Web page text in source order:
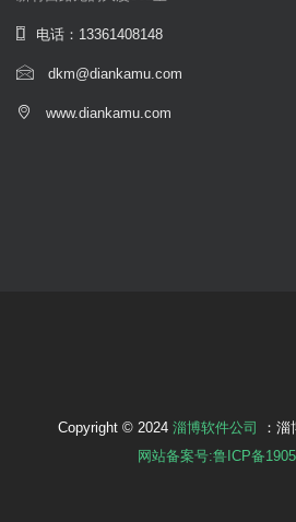
电话：13361408148
dkm@diankamu.com
www.diankamu.com
Copyright © 2024 淄博软件公司
：淄
网站备案号:鲁ICP备